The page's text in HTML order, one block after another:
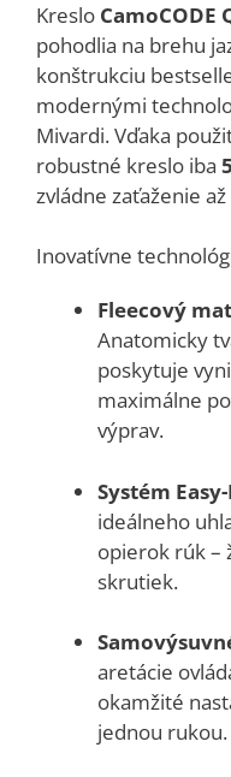
Kreslo CamoCODE
pohodlia na brehu
konštrukciu
modernými
Mivardi. Vďaka
robustné kreslo iba
zvládne zaťaženie až
Inovatívne
Fleecový
Anatomicky
poskytuje
maximálne
výprav.
Systém
ideálneho
opierok rúk –
skrutiek.
aretácie
okamžité
jednou rukou.